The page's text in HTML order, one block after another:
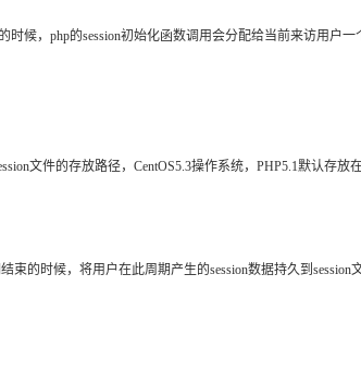
候，php的session初始化函数调用会分配给当前来访用户一
文件的存放路径，CentOS5.3操作系统，PHP5.1默认存
的时候，将用户在此周期产生的session数据持久到